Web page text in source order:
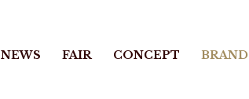
NEWS FAIR CONCEPT BRAND